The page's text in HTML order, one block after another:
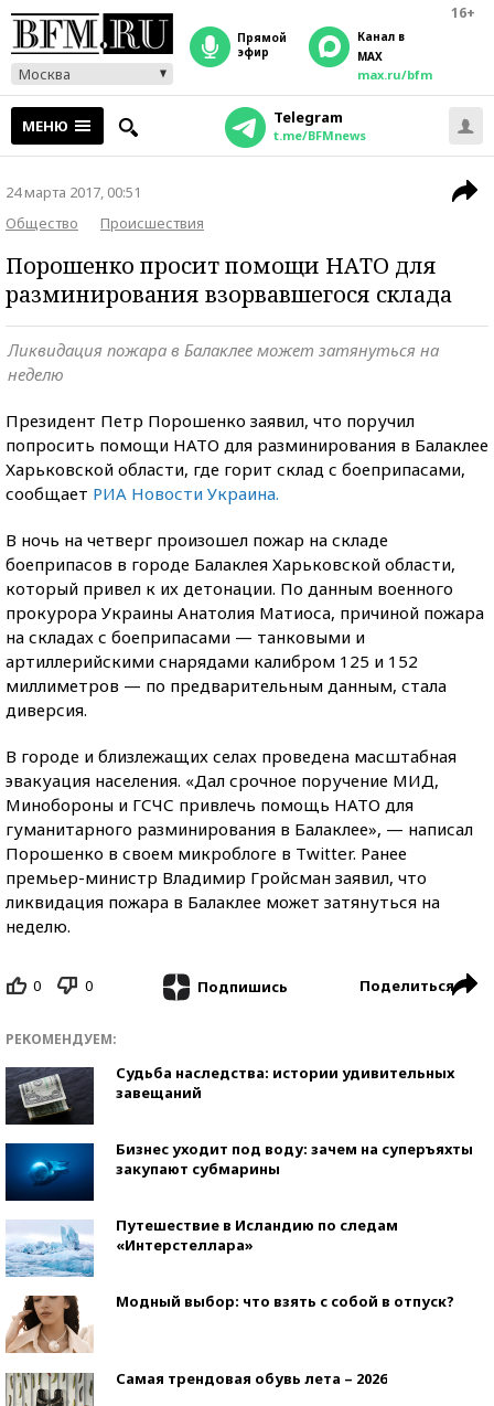
16+
Москва
прямой
эфир
Канал в
MAX
max.ru/bfm
МЕНЮ Telegram
t.me/BFMnews
24 марта 2017, 00:51
Общество
Происшествия
Порошенко просит помощи НАТО для
разминирования взорвавшегося склада
Ликвидация пожара в Балаклее может затянуться на
неделю
Президент Петр Порошенко заявил, что поручил
попросить помощи НАТО для разминирования в Балаклее
Харьковской области, где горит склад с боеприпасами,
сообщает РИА Новости Украина.
В ночь на четверг произошел пожар на складе
боеприпасов в городе Балаклея Харьковской области,
который привел к их детонации. По данным военного
прокурора Украины Анатолия Матиоса, причиной пожара
на складах с боеприпасами — танковыми и
артиллерийскими снарядами калибром 125 и 152
миллиметров — по предварительным данным, стала
диверсия.
В городе и близлежащих селах проведена масштабная
эвакуация населения. «Дал срочное поручение МИД,
Минобороны и ГСЧС привлечь помощь НАТО для
гуманитарного разминирования в Балаклее», — написал
Порошенко в своем микроблоге в Twitter. Ранее
премьер-министр Владимир Гройсман заявил, что
ликвидация пожара в Балаклее может затянуться на
неделю.
0 0 Подпишись Поделиться
РЕКОМЕНДУЕМ:
Судьба наследства: истории удивительных
завещаний
Бизнес уходит под воду: зачем на суперъяхты
закупают субмарины
Путешествие в Исландию по следам
«Интерстеллара»
Модный выбор: что взять с собой в отпуск?
Самая трендовая обувь лета – 2026